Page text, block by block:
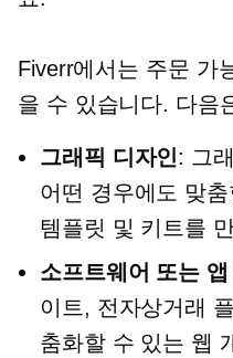
Fiverr에서는 주문 가
을 수 있습니다. 다음
그래픽 디자인: 그
어떤 경우에도 맞
템플릿 및 키트를
소프트웨어 또는
이트, 전자상거래
춤화할 수 있는 웹